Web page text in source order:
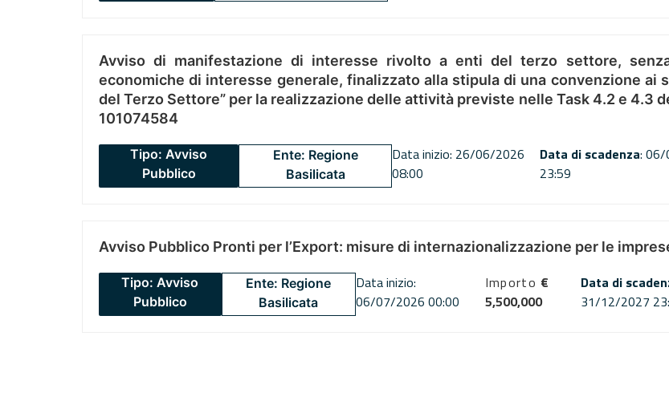
Avviso di manifestazione di interesse rivolto a enti del terzo settore,
economiche di interesse generale, finalizzato alla stipula di una convenzione ai
del Terzo Settore” per la realizzazione delle attività previste nelle Task 4.2 e 4.3
101074584
Tipo: Avviso
Pubblico
Ente: Regione
Basilicata
Data inizio: 26/06/2026
08:00
Data di scadenza:
23:59
Avviso Pubblico Pronti per l’Export: misure di internazionalizzazione per le
Tipo: Avviso
Pubblico
Ente: Regione
Basilicata
Data inizio:
06/07/2026 00:00
Importo €
5,500,000
Data di
31/12/2027